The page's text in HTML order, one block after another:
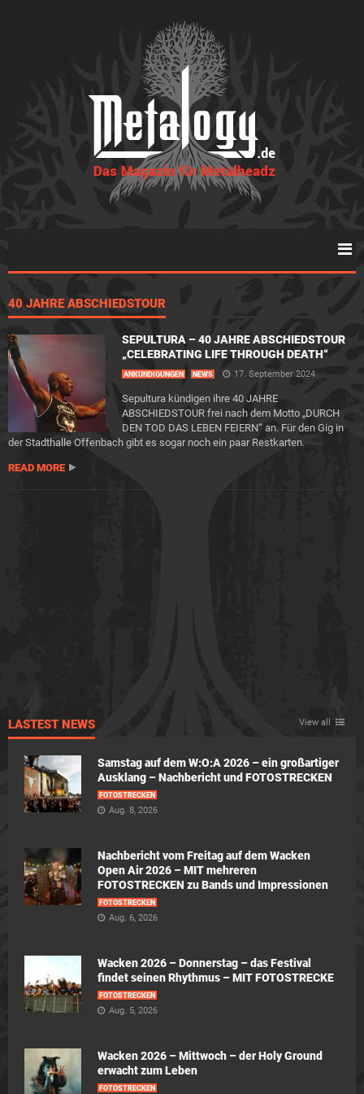
40 JAHRE ABSCHIEDSTOUR
SEPULTURA – 40 JAHRE ABSCHIEDSTOUR
„CELEBRATING LIFE THROUGH DEATH“
ANKÜNDIGUNGEN NEWS 17. September 2024
Sepultura kündigen ihre 40 JAHRE
ABSCHIEDSTOUR frei nach dem Motto „DURCH
DEN TOD DAS LEBEN FEIERN“ an. Für den Gig in
der Stadthalle Offenbach gibt es sogar noch ein paar Restkarten.
READ MORE
LASTEST NEWS View all
Samstag auf dem W:O:A 2026 – ein großartiger
Ausklang – Nachbericht und FOTOSTRECKEN
FOTOSTRECKEN
Aug. 8, 2026
Nachbericht vom Freitag auf dem Wacken
Open Air 2026 – MIT mehreren
FOTOSTRECKEN zu Bands und Impressionen
FOTOSTRECKEN
Aug. 6, 2026
Wacken 2026 – Donnerstag – das Festival
findet seinen Rhythmus – MIT FOTOSTRECKE
FOTOSTRECKEN
Aug. 5, 2026
Wacken 2026 – Mittwoch – der Holy Ground
erwacht zum Leben
FOTOSTRECKEN